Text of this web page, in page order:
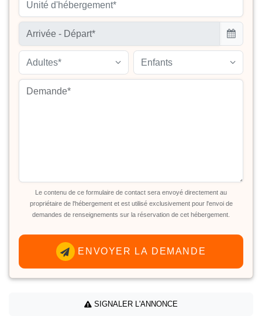
Unité d'hébergement*
Adultes* Enfants
Le contenu de ce formulaire de contact sera envoyé directement au
propriétaire de l'hébergement et est utilisé exclusivement pour l'envoi de
demandes de renseignements sur la réservation de cet hébergement.
ENVOYER LA DEMANDE
SIGNALER L'ANNONCE